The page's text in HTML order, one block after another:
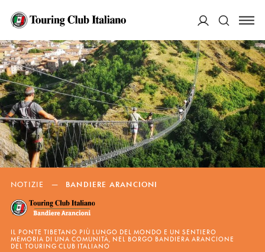
Cerca
NOTIZIE — BANDIERE ARANCIONI
IL PONTE TIBETANO PIÙ LUNGO DEL MONDO E UN SENTIERO
MEMORIA DI UNA COMUNITÀ, NEL BORGO BANDIERA ARANCIONE
DEL TOURING CLUB ITALIANO